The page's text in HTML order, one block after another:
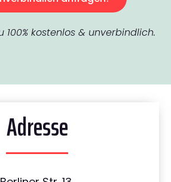
100% kostenlos & unverbindlich.
Adresse